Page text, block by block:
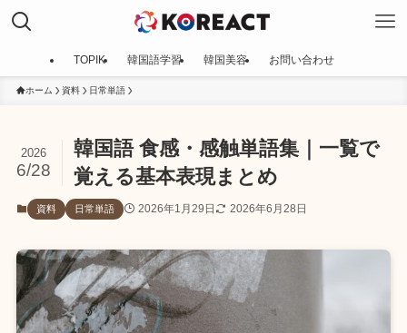
TOPIK 韓国語学習 韓国美容 お問い合わせ
ホーム 資料 日常単語
韓国語 食感・感触単語集｜一覧で
覚える基本表現まとめ
2026
6/28
資料 日常単語 2026年1月29日 2026年6月28日